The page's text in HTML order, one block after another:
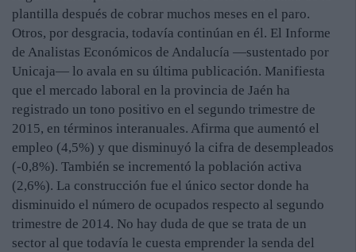
plantilla después de cobrar muchos meses en el paro.
Otros, por desgracia, todavía continúan en él. El Informe
de Analistas Económicos de Andalucía —sustentado por
Unicaja— lo avala en su última publicación. Manifiesta
que el mercado laboral en la provincia de Jaén ha
registrado un tono positivo en el segundo trimestre de
2015, en términos interanuales. Afirma que aumentó el
empleo (4,5%) y que disminuyó la cifra de desempleados
(-0,8%). También se incrementó la población activa
(2,6%). La construcción fue el único sector donde ha
disminuido el número de ocupados respecto al segundo
trimestre de 2014. No hay duda de que se trata de un
sector al que todavía le cuesta emprender la senda del